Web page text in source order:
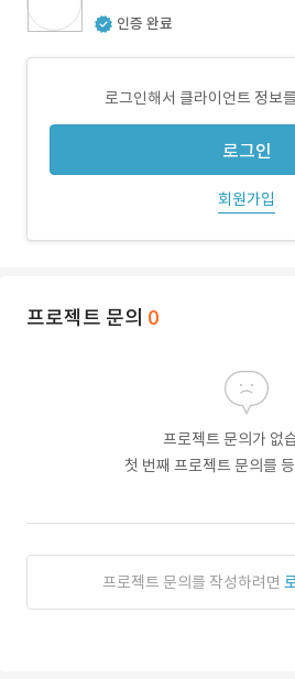
인증 완료
로그인해서 클라이언트 정보
로그인
회원가입
프로젝트 문의 0
프로젝트 문의가 없
첫 번째 프로젝트 문의를
프로젝트 문의를 작성하려면